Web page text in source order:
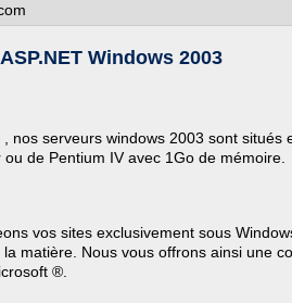
Windows 2003
nos serveurs windows 2003 sont situés
de Pentium IV avec 1Go de mémoire.
vos sites exclusivement sous
matière. Nous vous offrons ainsi une
®.